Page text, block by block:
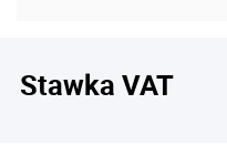
Stawka VAT